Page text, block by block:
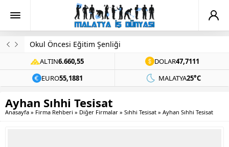
Okul Öncesi Eğitim Şenliği
ALTIN6.660,55 DOLAR47,7111
EURO55,1881 MALATYA25°C
Ayhan Sıhhi Tesisat
Anasayfa » Firma Rehberi » Diğer Firmalar » Sıhhi Tesisat » Ayhan Sıhhi Tesisat